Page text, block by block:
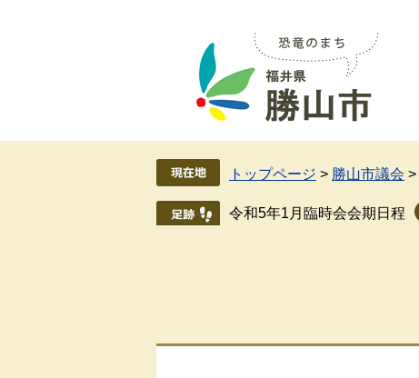
で
ば
トップページ > 勝山市議会 >
令和5年1月臨時会会期日程